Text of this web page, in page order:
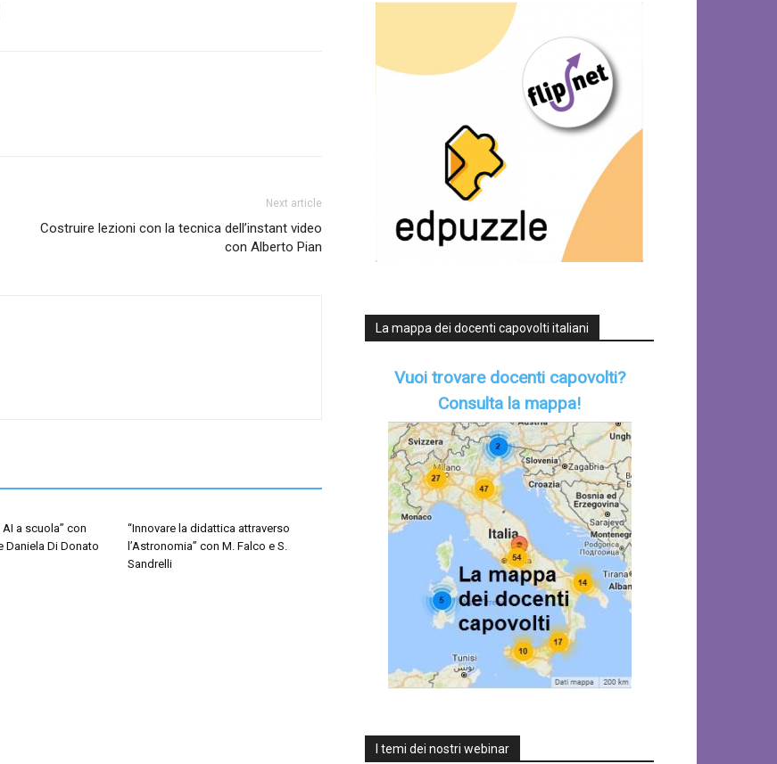
Next article
Costruire lezioni con la tecnica dell’instant video
con Alberto Pian
a scuola” con
Daniela Di Donato
“Innovare la didattica attraverso
l’Astronomia” con M. Falco e S.
Sandrelli
La mappa dei docenti capovolti italiani
Vuoi trovare docenti capovolti?
Consulta la mappa!
I temi dei nostri webinar